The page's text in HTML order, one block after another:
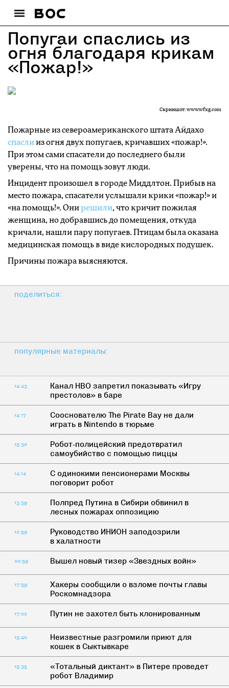
Попугаи спаслись из
огня благодаря крикам
«Пожар!»
Скриншот: www.wfxg.com
Пожарные из североамериканского штата Айдахо
спаслииз огня двух попугаев, кричавших «пожар!».
При этом сами спасатели до последнего были
уверены, что на помощь зовут люди.
Инцидент произошел в городе Миддлтон. Прибыв на
место пожара, спасатели услышали крики «пожар!» и
«на помощь!». Онирешили, что кричит пожилая
женщина, но добравшись до помещения, откуда
кричали, нашли пару попугаев. Птицам была оказана
медицинская помощь в виде кислородных подушек.
Причины пожара выясняются.
поделиться:
популярные материалы:
14:43
Канал HBO запретил показывать «Игру
престолов» в баре
14:17
Сооснователю The Pirate Bay не дали
играть в Nintendo в тюрьме
15:30
Робот-полицейский предотвратил
самоубийство с помощью пиццы
14:14
C одинокими пенсионерами Москвы
поговорит робот
13:39
Полпред Путина в Сибири обвинил в
лесных пожарах оппозицию
12:59
Руководство ИНИОН заподозрили
в халатности
00:59 Вышел новый тизер «Звездных войн»
17:59
Хакеры сообщили о взломе почты главы
Роскомнадзора
17:22 Путин не захотел быть клонированным
15:40
Неизвестные разгромили приют для
кошек в Сыктывкаре
15:35
«Тотальный диктант» в Питере проведет
робот Владимир